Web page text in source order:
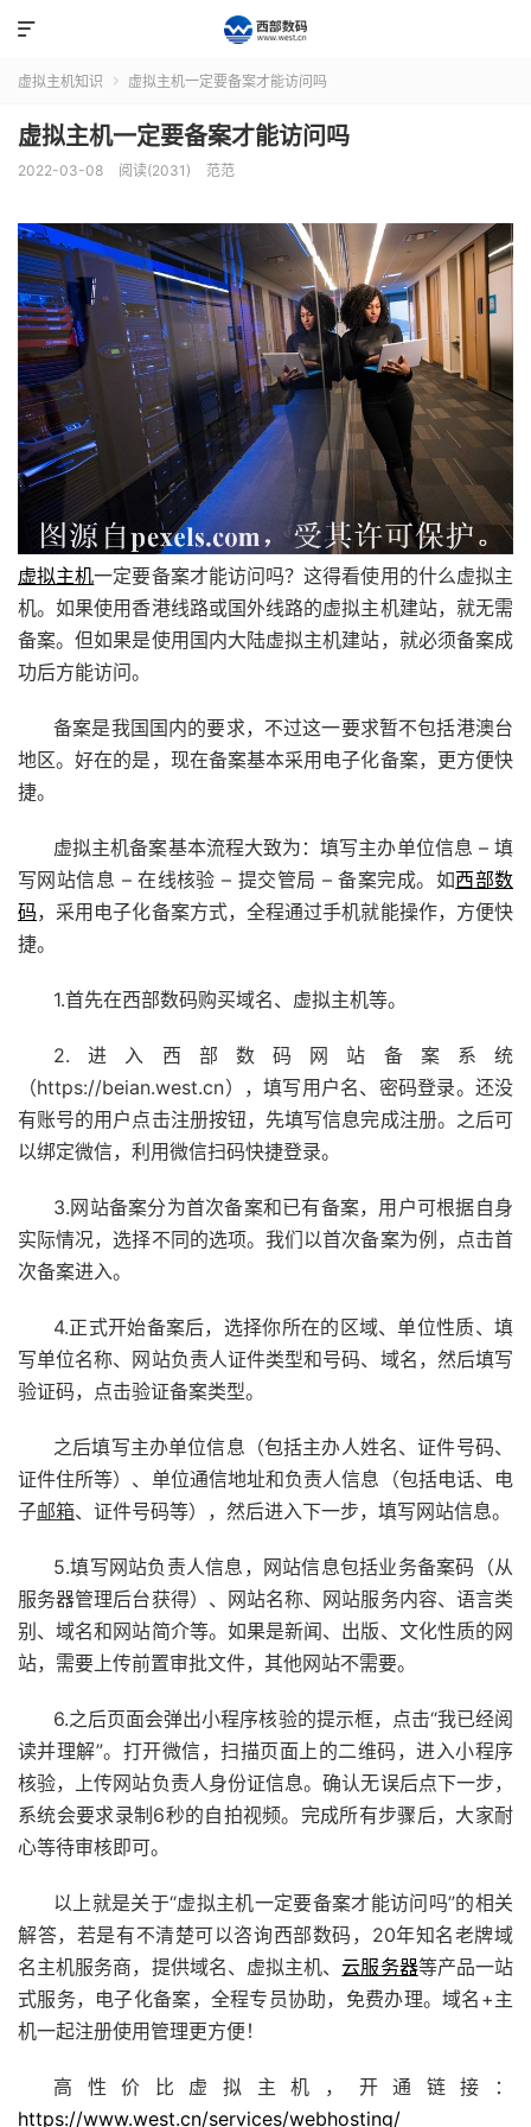

虚拟主机知识  虚拟主机一定要备案才能访问吗
虚拟主机一定要备案才能访问吗
2022-03-08 阅读(2031) 范范
虚拟主机一定要备案才能访问吗？这得看使用的什么虚拟主
机。如果使用香港线路或国外线路的虚拟主机建站，就无需
备案。但如果是使用国内大陆虚拟主机建站，就必须备案成
功后方能访问。
备案是我国国内的要求，不过这一要求暂不包括港澳台
地区。好在的是，现在备案基本采用电子化备案，更方便快
捷。
虚拟主机备案基本流程大致为：填写主办单位信息 – 填
写网站信息 – 在线核验 – 提交管局 – 备案完成。如西部数
码，采用电子化备案方式，全程通过手机就能操作，方便快
捷。
1.首先在西部数码购买域名、虚拟主机等。
2.进入西部数码 网站备案 系统
（https://beian.west.cn），填写用户名、密码登录。还没
有账号的用户点击注册按钮，先填写信息完成注册。之后可
以绑定微信，利用微信扫码快捷登录。
3.网站备案分为首次备案和已有备案，用户可根据自身
实际情况，选择不同的选项。我们以首次备案为例，点击首
次备案进入。
4.正式开始备案后，选择你所在的区域、单位性质、填
写单位名称、网站负责人证件类型和号码、域名，然后填写
验证码，点击验证备案类型。
之后填写主办单位信息（包括主办人姓名、证件号码、
证件住所等）、单位通信地址和负责人信息（包括电话、电
子邮箱、证件号码等），然后进入下一步，填写网站信息。
5.填写网站负责人信息，网站信息包括业务备案码（从
服务器管理后台获得）、网站名称、网站服务内容、语言类
别、域名和网站简介等。如果是新闻、出版、文化性质的网
站，需要上传前置审批文件，其他网站不需要。
6.之后页面会弹出小程序核验的提示框，点击“我已经阅
读并理解”。打开微信，扫描页面上的二维码，进入小程序
核验，上传网站负责人身份证信息。确认无误后点下一步，
系统会要求录制6秒的自拍视频。完成所有步骤后，大家耐
心等待审核即可。
以上就是关于“虚拟主机一定要备案才能访问吗”的相关
解答，若是有不清楚可以咨询西部数码，20年知名老牌域
名主机服务商，提供域名、虚拟主机、云服务器等产品一站
式服务，电子化备案，全程专员协助，免费办理。域名+主
机一起注册使用管理更方便！
高性价比虚拟主机，开通链接：
https://www.west.cn/services/webhosting/